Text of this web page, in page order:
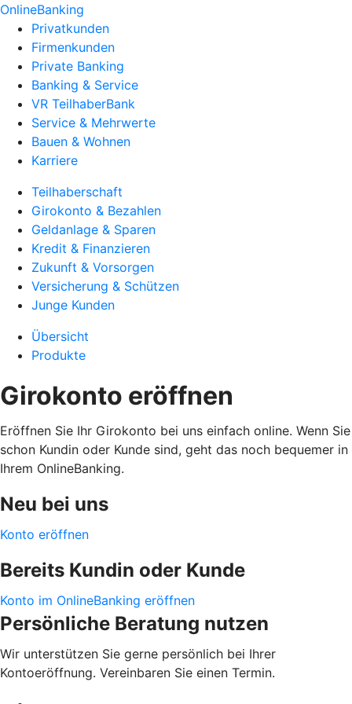
OnlineBanking
Privatkunden
Firmenkunden
Private Banking
Banking & Service
VR TeilhaberBank
Service & Mehrwerte
Bauen & Wohnen
Karriere
Teilhaberschaft
Girokonto & Bezahlen
Geldanlage & Sparen
Kredit & Finanzieren
Zukunft & Vorsorgen
Versicherung & Schützen
Junge Kunden
Übersicht
Produkte
Girokonto eröffnen
Eröffnen Sie Ihr Girokonto bei uns einfach online. Wenn Sie
schon Kundin oder Kunde sind, geht das noch bequemer in
Ihrem OnlineBanking.
Neu bei uns
Konto eröffnen
Bereits Kundin oder Kunde
Konto im OnlineBanking eröffnen
Persönliche Beratung nutzen
Wir unterstützen Sie gerne persönlich bei Ihrer
Kontoeröffnung. Vereinbaren Sie einen Termin.